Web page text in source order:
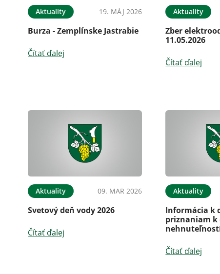
Aktuality 19. MÁJ 2026
Burza - Zemplínske Jastrabie
Čítať ďalej
Aktuality
Zber
11.05.2026
Čítať ďalej
Aktuality 09. MAR 2026
Svetový deň vody 2026
Čítať ďalej
Aktuality
Informácia k
priznaniam k
Čítať ďalej